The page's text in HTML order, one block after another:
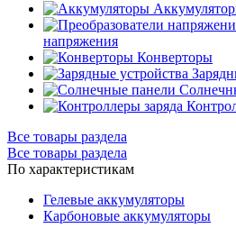
напряжения
Конверторы
Все товары раздела
Все товары раздела
По характеристикам
Гелевые аккумуляторы
Карбоновые аккумуляторы